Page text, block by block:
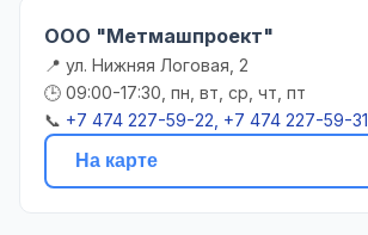
ООО "Метмашпроект"
📍 ул. Нижняя Логовая, 2
🕒 09:00-17:30, пн, вт, ср, чт, пт
📞 +7 474 227-59-22, +7 474 227-59-31
На карте